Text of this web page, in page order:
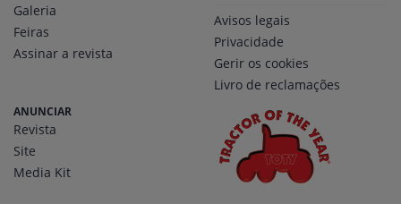
Galeria
Feiras
Assinar a revista
Avisos legais
Privacidade
Gerir os cookies
Livro de reclamações
ANUNCIAR
Revista
Site
Media Kit